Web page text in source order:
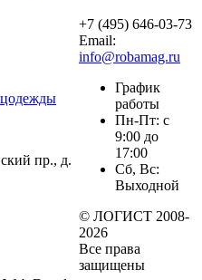
пр., д.
+7 (495) 646-03-73
Email:
info@robamag.ru
График
работы
Пн-Пт: с
9:00 до
17:00
Сб, Вс:
Выходной
© ЛОГИСТ 2008-
2026
Все права
защищены